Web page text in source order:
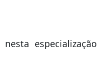
especialização